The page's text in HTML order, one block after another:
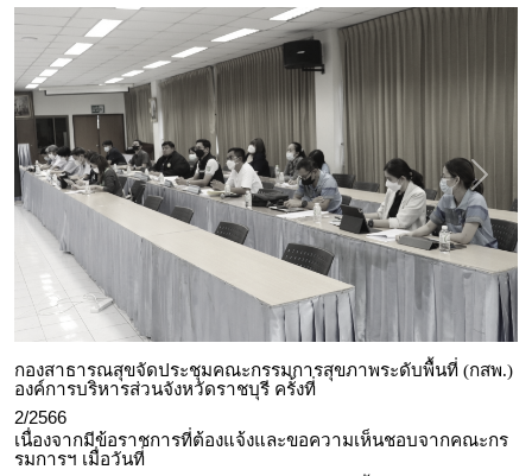
Previous Next
กองสาธารณสุขจัดประชุมคณะกรรมการสุขภาพระดับพื้นที่ (กสพ.)
องค์การบริหารส่วนจังหวัดราชบุรี ครั้งที่
2/2566
เนื่องจากมีข้อราชการที่ต้องแจ้งและขอความเห็นชอบจากคณะกร
รมการฯ เมื่อวันที่